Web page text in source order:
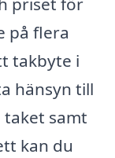
på flera
takbyte i
hänsyn till
samt
kan du